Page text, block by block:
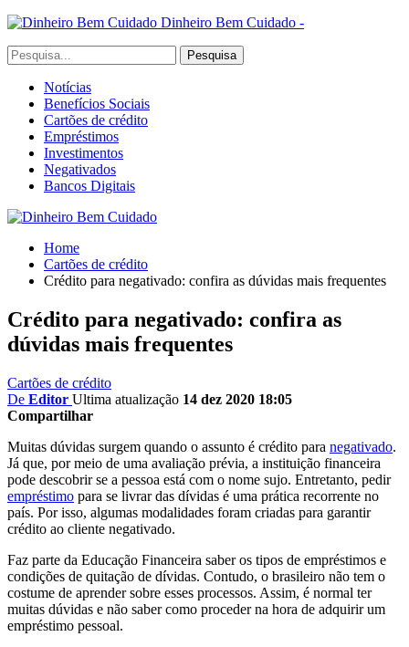
Dinheiro Bem Cuidado -
Notícias
Benefícios Sociais
Cartões de crédito
Empréstimos
Investimentos
Negativados
Bancos Digitais
Home
Cartões de crédito
Crédito para negativado: confira as dúvidas mais frequentes
Crédito para negativado: confira as
dúvidas mais frequentes
Cartões de crédito
De Editor Ultima atualização 14 dez 2020 18:05
Compartilhar
Muitas dúvidas surgem quando o assunto é crédito para negativado.
Já que, por meio de uma avaliação prévia, a instituição financeira
pode descobrir se a pessoa está com o nome sujo. Entretanto, pedir
empréstimo para se livrar das dívidas é uma prática recorrente no
país. Por isso, algumas modalidades foram criadas para garantir
crédito ao cliente negativado.
Faz parte da Educação Financeira saber os tipos de empréstimos e
condições de quitação de dívidas. Contudo, o brasileiro não tem o
costume de aprender sobre esses processos. Assim, é normal ter
muitas dúvidas e não saber como proceder na hora de adquirir um
empréstimo pessoal.